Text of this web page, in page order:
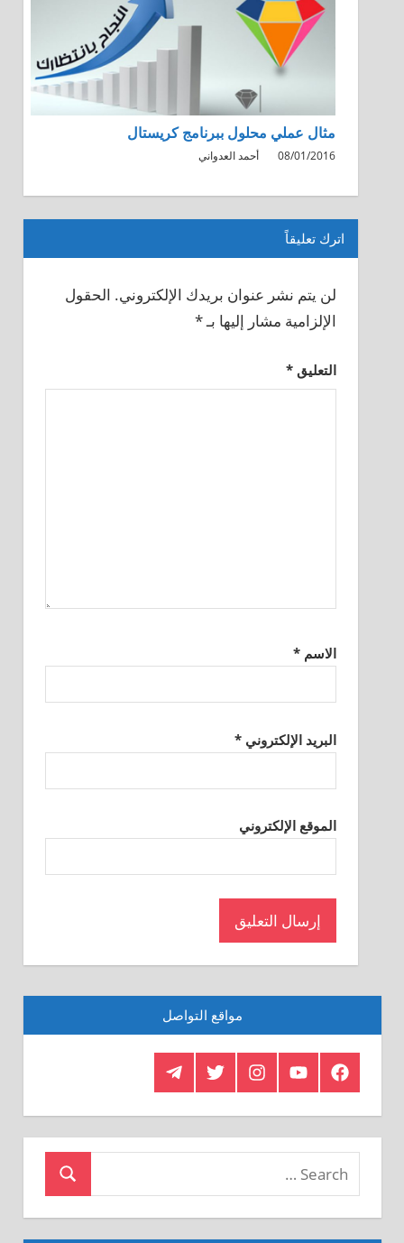
مثال عملي محلول ببرنامج كريستال
08/01/2016
أحمد العدواني
اترك تعليقاً
لن يتم نشر عنوان بريدك الإلكتروني. الحقول
الإلزامية مشار إليها بـ*
التعليق *
الاسم *
البريد الإلكتروني *
الموقع الإلكتروني
مواقع التواصل
Facebook
Crystal
Youtube
Insagram
Twitter
Telegram
Search